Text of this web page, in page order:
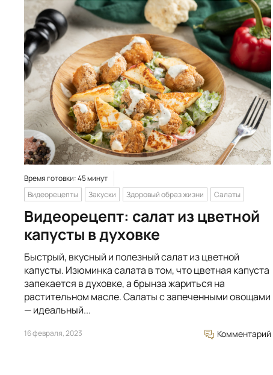
Время готовки: 45 минут
Видеорецепты
Закуски Здоровый образ жизни Салаты
Видеорецепт: салат из цветной
капусты в духовке
Быстрый, вкусный и полезный салат из цветной
капусты. Изюминка салата в том, что цветная капуста
запекается в духовке, а брынза жариться на
растительном масле. Салаты с запеченными овощами
— идеальный...
16 февраля, 2023 Комментарий